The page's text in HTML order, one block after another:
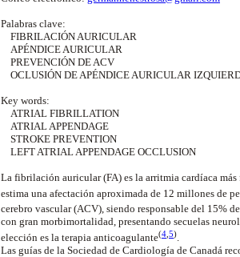
Palabras clave:
FIBRILACIÓN AURICULAR
APÉNDICE AURICULAR
PREVENCIÓN DE ACV
OCLUSIÓN DE APÉNDICE AURICULAR
Key words:
ATRIAL FIBRILLATION
ATRIAL APPENDAGE
STROKE PREVENTION
LEFT ATRIAL APPENDAGE OCCLUSION
La fibrilación auricular (FA) es la arritmia cardíaca
estima una afectación aproximada de 12 millones de
cerebro vascular (ACV), siendo responsable del 15%
con gran morbimortalidad, presentando secuelas
elección es la terapia anticoagulante(4 5)
Las guías de la Sociedad de Cardiología de Canadá